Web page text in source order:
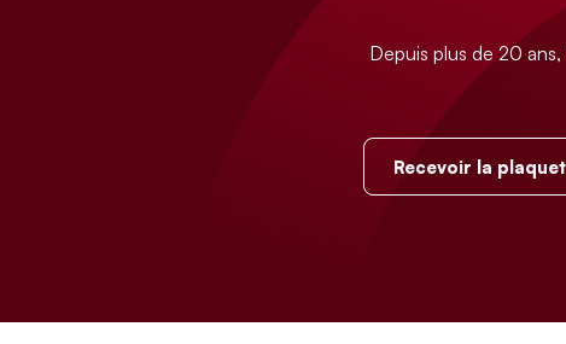
Depuis plus de 20
Recevoir la